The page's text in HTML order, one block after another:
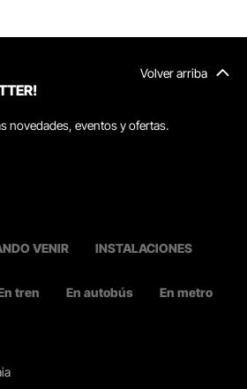
Volver arriba
novedades, eventos y ofertas.
VENIR INSTALACIONES
tren En autobús En metro